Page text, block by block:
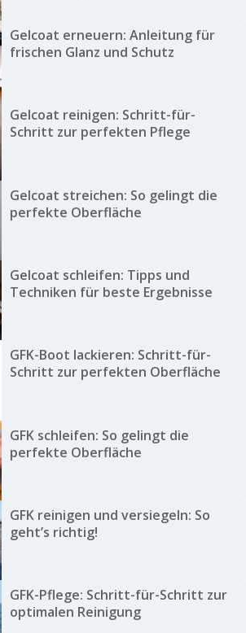
Gelcoat erneuern: Anleitung für
frischen Glanz und Schutz
Gelcoat reinigen: Schritt-für-
Schritt zur perfekten Pflege
Gelcoat streichen: So gelingt die
perfekte Oberfläche
Gelcoat schleifen: Tipps und
Techniken für beste Ergebnisse
GFK-Boot lackieren: Schritt-für-
Schritt zur perfekten Oberfläche
GFK schleifen: So gelingt die
perfekte Oberfläche
GFK reinigen und versiegeln: So
geht’s richtig!
GFK-Pflege: Schritt-für-Schritt zur
optimalen Reinigung